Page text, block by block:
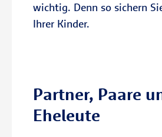
wichtig. Denn so sichern
Ihrer Kinder.
Partner, Paare
Eheleute